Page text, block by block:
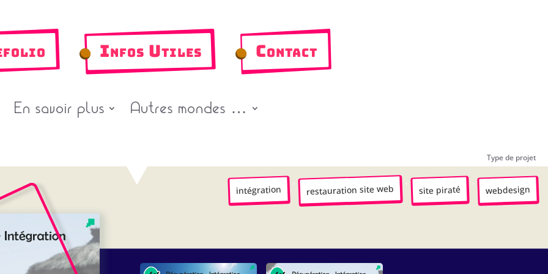
Infos Utiles Contact
En savoir plus Autres mondes …
Type de projet
intégration
,
restauration site web
,
site piraté
,
webdesign